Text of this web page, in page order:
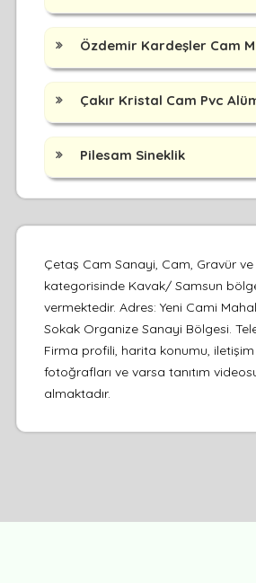
Özdemir Kardeşler Cam
Çakır Kristal Cam Pvc
Pilesam Sineklik
Çetaş Cam Sanayi, Cam, Gravür
kategorisinde Kavak/ Samsun
vermektedir. Adres: Yeni Cami
Sokak Organize Sanayi Bölgesi.
Firma profili, harita konumu,
fotoğrafları ve varsa tanıtım
almaktadır.